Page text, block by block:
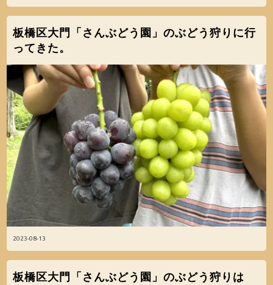
2023-08-13
板橋区大門「さんぶどう園」のぶどう狩りに行
ってきた。
板橋区大門「さんぶどう園」のぶどう狩りは